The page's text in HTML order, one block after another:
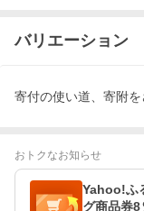
バリエーション
寄付の使い道、寄附
おトクなお知らせ
Yahoo!ふ
グ商品券8